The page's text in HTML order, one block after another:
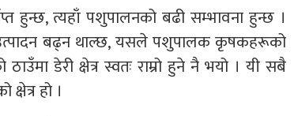
हुन्छ, त्यहाँ पशुपालनको बढी सम्भावना हुन्छ ।
बढ्न थाल्छ, यसले पशुपालक कृषकहरूको
डेरी क्षेत्र स्वतः राम्रो हुने नै भयो । यी सबै
हो ।